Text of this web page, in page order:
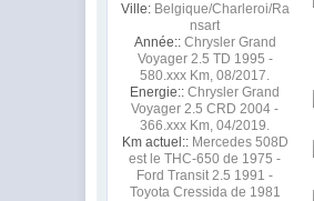
Ville: Belgique/Charleroi/Ra
nsart
Année:: Chrysler Grand
Voyager 2.5 TD 1995 -
580.xxx Km, 08/2017.
Energie:: Chrysler Grand
Voyager 2.5 CRD 2004 -
366.xxx Km, 04/2019.
Km actuel:: Mercedes 508D
est le THC-650 de 1975 -
Ford Transit 2.5 1991 -
Toyota Cressida de 1981